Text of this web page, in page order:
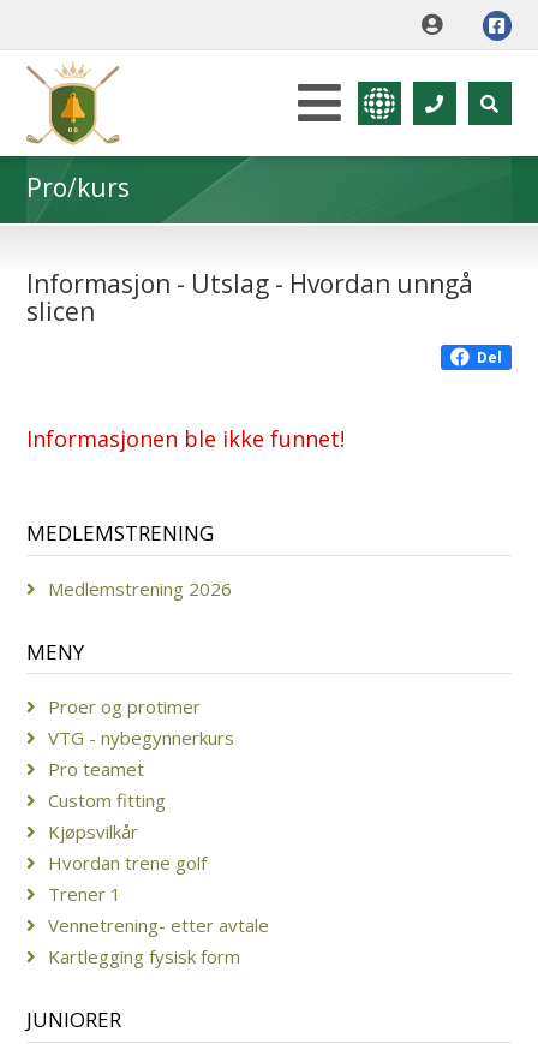
Pro/kurs
Informasjon - Utslag - Hvordan unngå
slicen
Del
Informasjonen ble ikke funnet!
MEDLEMSTRENING
Medlemstrening 2026
MENY
Proer og protimer
VTG - nybegynnerkurs
Pro teamet
Custom fitting
Kjøpsvilkår
Hvordan trene golf
Trener 1
Vennetrening- etter avtale
Kartlegging fysisk form
JUNIORER